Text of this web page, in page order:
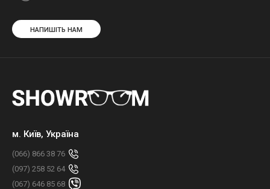
НАПИШІТЬ НАМ
м. Київ, Україна
(066) 866 38 76
(097) 258 52 64
(067) 646 85 68